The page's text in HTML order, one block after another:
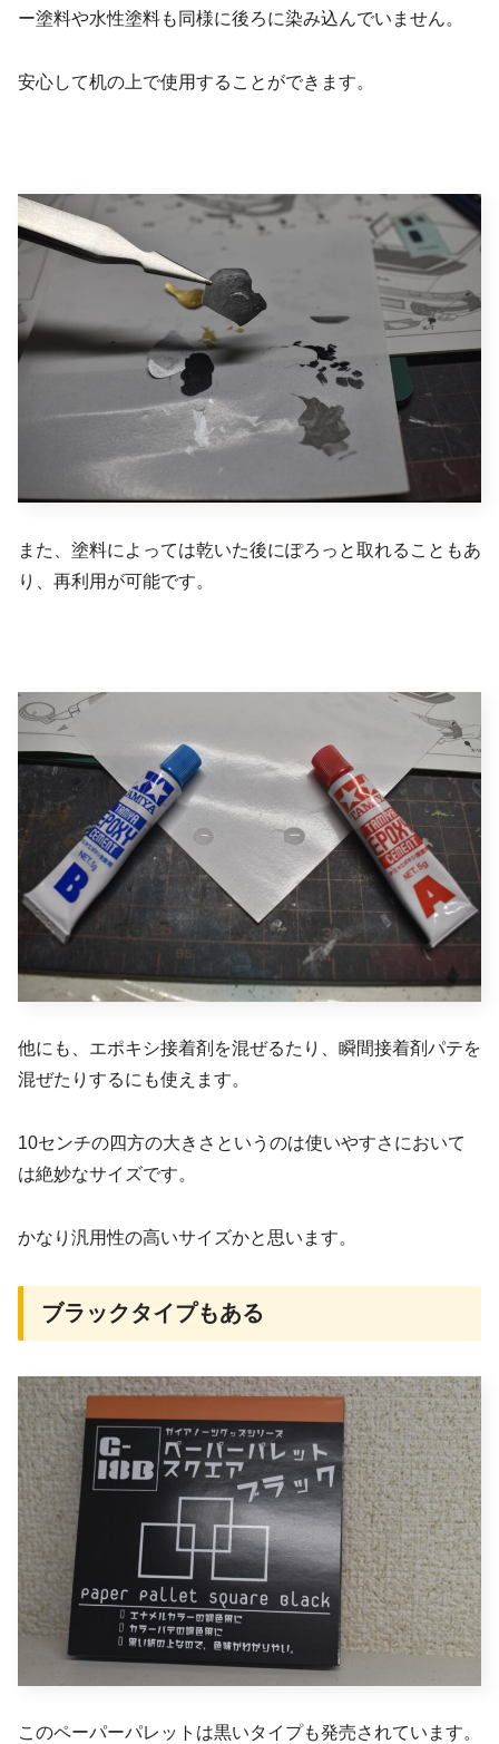
ー塗料や水性塗料も同様に後ろに染み込んでいません。
安心して机の上で使用することができます。
また、塗料によっては乾いた後にぽろっと取れることもあ
り、再利用が可能です。
他にも、エポキシ接着剤を混ぜるたり、瞬間接着剤パテを
混ぜたりするにも使えます。
10センチの四方の大きさというのは使いやすさにおいて
は絶妙なサイズです。
かなり汎用性の高いサイズかと思います。
ブラックタイプもある
このペーパーパレットは黒いタイプも発売されています。